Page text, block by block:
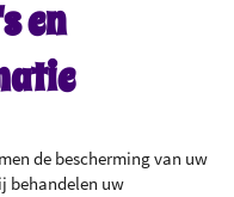
en
de bescherming van uw
behandelen uw